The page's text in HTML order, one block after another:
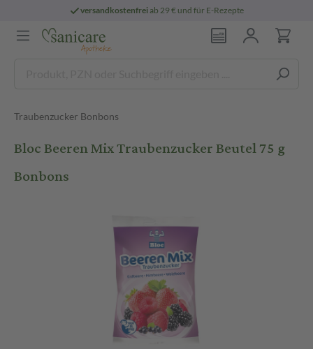
versandkostenfreiab 29 € und für E-Rezepte
Traubenzucker Bonbons
Bloc Beeren Mix Traubenzucker Beutel 75 g
Bonbons